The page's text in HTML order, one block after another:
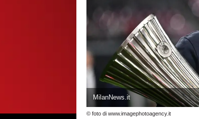
MilanNews.it
© foto di www.imagephotoagency.it